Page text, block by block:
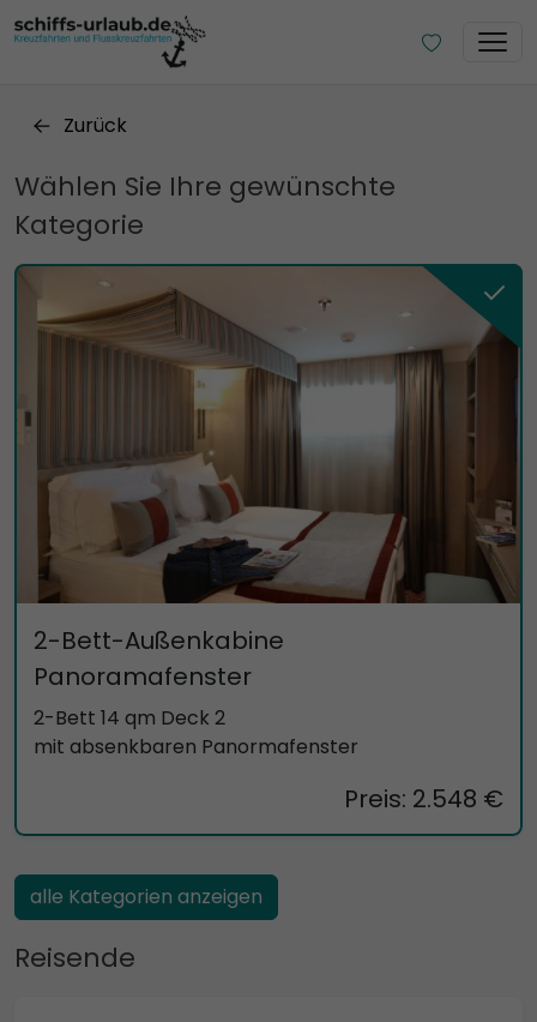
Zurück
Wählen Sie Ihre gewünschte
Kategorie
2-Bett-Außenkabine
Panoramafenster
2-Bett 14 qm Deck 2
mit absenkbaren Panormafenster
Preis: 2.548 €
alle Kategorien anzeigen
Reisende